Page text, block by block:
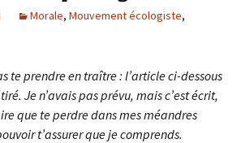
Morale, Mouvement écologiste,
te prendre en traître : l’article ci-dessous
Je n’avais pas prévu, mais c’est écrit,
que te perdre dans mes méandres
t’assurer que je comprends.